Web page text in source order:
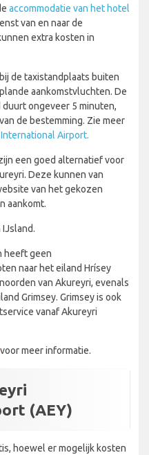
accommodatie van het hotel
van en naar de
extra kosten in
de taxistandplaats buiten
aankomstvluchten. De
ongeveer 5 minuten,
de bestemming. Zie meer
Airport.
een goed alternatief voor
Deze kunnen van
van het gekozen
aankomt.
heeft geen
naar het eiland Hrísey
van Akureyri, evenals
Grimsey. Grimsey is ook
vanaf Akureyri
voor meer informatie.
(AEY)
hoewel er mogelijk kosten